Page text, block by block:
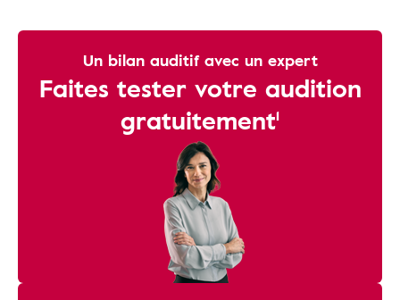
Un bilan auditif avec un expert
Faites tester votre audition
gratuitement¹